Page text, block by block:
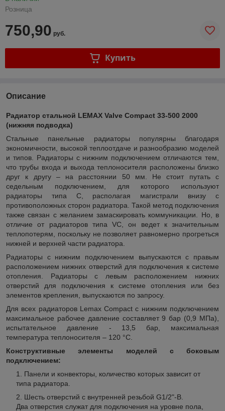
Розница
750,90 руб.
Купить
Описание
Радиатор стальной LEMAX Valve Compact 33-500 2000
(нижняя подводка)
Стальные панельные радиаторы популярны благодаря
экономичности, высокой теплоотдаче и разнообразию моделей
и типов. Радиаторы с нижним подключением отличаются тем,
что трубы входа и выхода теплоносителя расположены близко
друг к другу – на расстоянии 50 мм. Не стоит путать с
седельным подключением, для которого используют
радиаторы типа C, располагая магистрали внизу с
противоположных сторон радиатора. Такой метод подключения
также связан с желанием замаскировать коммуникации. Но, в
отличие от радиаторов типа VC, он ведет к значительным
теплопотерям, поскольку не позволяет равномерно прогреться
нижней и верхней части радиатора.
Радиаторы с нижним подключением выпускаются с правым
расположением нижних отверстий для подключения к системе
отопления. Радиаторы с левым расположением нижних
отверстий для подключения к системе отопления или без
элементов крепления, выпускаются по запросу.
Для всех радиаторов Lemax Compact с нижним подключением
максимальное рабочее давление составляет 9 бар (0,9 МПа),
испытательное давление - 13,5 бар, максимальная
температура теплоносителя – 120 °С.
Конструктивные элементы моделей с боковым
подключением:
Панели и конвекторы, количество которых зависит от
типа радиатора.
Шесть отверстий с внутренней резьбой G1/2"-B.
Два отверстия служат для подключения на уровне пола,